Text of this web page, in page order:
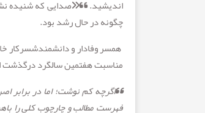
اندیشید. “«صدایی که شنیده
چگونه در حال رشد بود.
همسر وفادار و دانشمندشسرکار
مناسبت هفتمین سالگرد درگذشت او در
“اگرچه کم نوشت؛ اما در برابر
فهرست مطالب و چارچوب کلی را